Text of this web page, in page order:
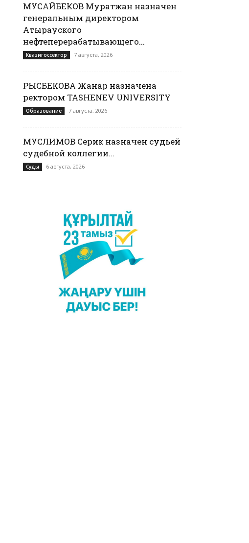
МУСАЙБЕКОВ Муратжан назначен
генеральным директором
Атырауского
нефтеперерабатывающего...
Квазигоссектор 7 августа, 2026
РЫСБЕКОВА Жанар назначена
ректором TASHENEV UNIVERSITY
Образование 7 августа, 2026
МУСЛИМОВ Серик назначен судьей
судебной коллегии...
Суды 6 августа, 2026